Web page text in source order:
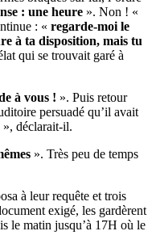
: une heure ». Non ! «
: « regarde-moi le
à ta disposition, mais tu
qui se trouvait garé à
à vous ! ». Puis retour
persuadé qu’il avait
», déclarait-il.
». Très peu de temps
à leur requête et trois
exigé, les gardèrent
le matin jusqu’à 17H où le